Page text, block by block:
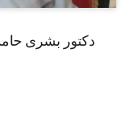
دكتور بشرى